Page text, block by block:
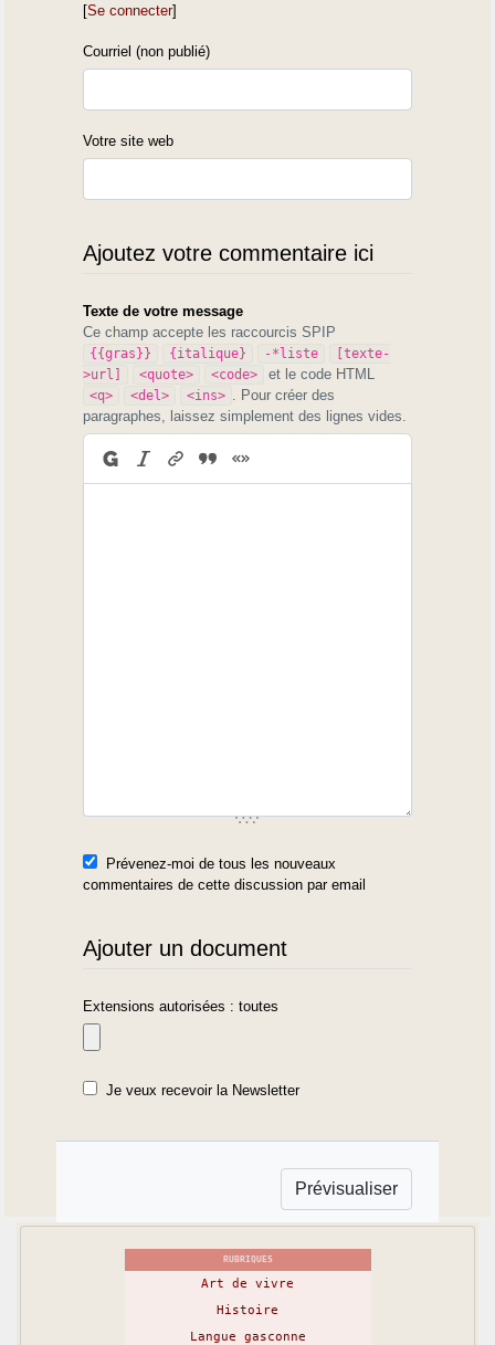
[Se connecter]
Courriel (non publié)
Votre site web
Ajoutez votre commentaire ici
Texte de votre message
Ce champ accepte les raccourcis SPIP
{{gras}} {italique} -*liste
[texte-
>url]
<quote> <code> et le code HTML
<q> <del> <ins>
. Pour créer des
paragraphes, laissez simplement des lignes vides.
Prévenez-moi de tous les nouveaux
commentaires de cette discussion par email
Ajouter un document
Extensions autorisées : toutes
Je veux recevoir la Newsletter
RUBRIQUES
Art de vivre
Histoire
Langue gasconne